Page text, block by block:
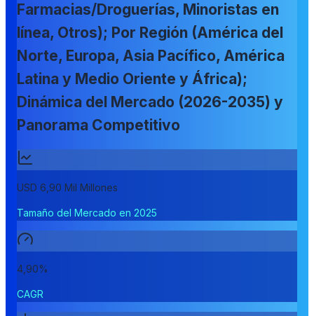
Farmacias/Droguerías, Minoristas en
línea, Otros); Por Región (América del
Norte, Europa, Asia Pacífico, América
Latina y Medio Oriente y África);
Dinámica del Mercado (2026-2035) y
Panorama Competitivo
USD 6,90 Mil Millones
Tamaño del Mercado en 2025
4,90%
CAGR